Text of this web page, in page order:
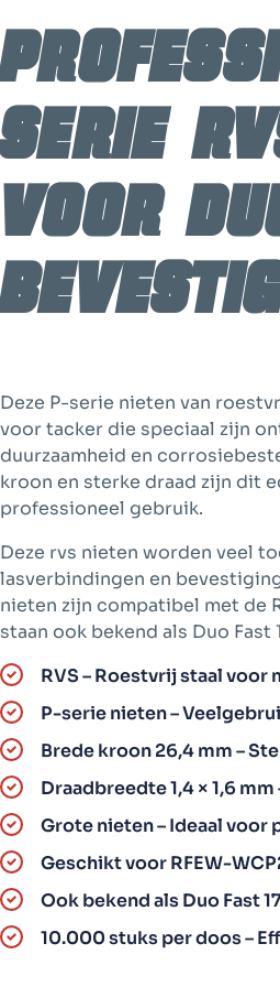
serie
voor
Deze P-serie nieten van
voor tacker die speciaal zijn
duurzaamheid en
kroon en sterke draad zijn dit
professioneel gebruik.
Deze rvs nieten worden veel
lasverbindingen en
nieten zijn compatibel met de
staan ook bekend als Duo Fast
RVS – Roestvrij staal
P-serie nieten –
Brede kroon 26,4 mm –
Draadbreedte 1,4 × 1,6
Grote nieten – Ideaal
Geschikt voor RFEW-
Ook bekend als Duo Fast
10.000 stuks per doos –